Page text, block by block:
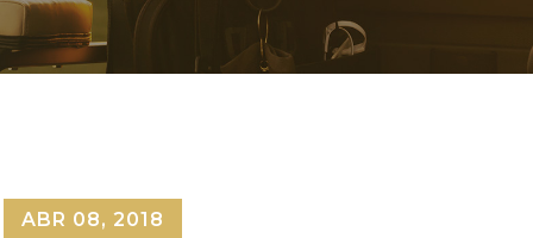
ABR 08, 2018
Guisantada